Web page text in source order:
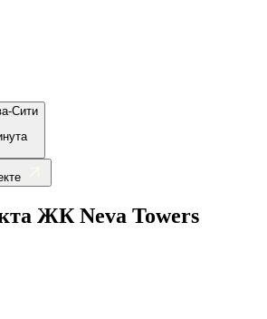
Сити
ЖК Neva Towers